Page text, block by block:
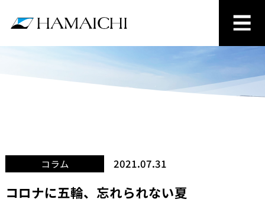
コラム 2021.07.31
コロナに五輪、忘れられない夏